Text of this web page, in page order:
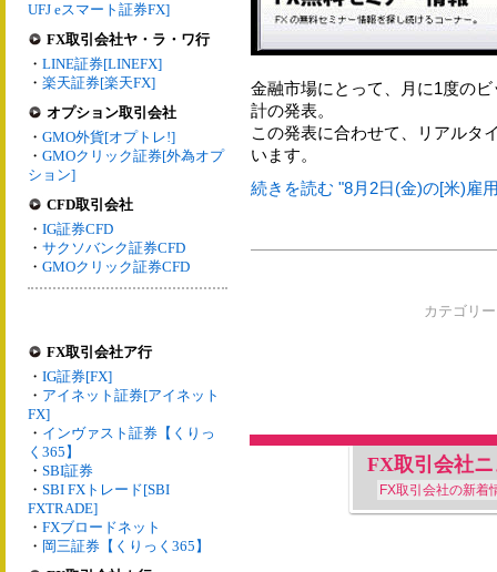
UFJ eスマート証券FX]
FX取引会社ヤ・ラ・ワ行
・ LINE証券[LINEFX]
・ 楽天証券[楽天FX]
オプション取引会社
・ GMO外貨[オプトレ!]
・ GMOクリック証券[外為オプ
ション]
CFD取引会社
・ IG証券CFD
・ サクソバンク証券CFD
・ GMOクリック証券CFD
FX取引会社ア行
・ IG証券[FX]
・ アイネット証券[アイネット
FX]
・ インヴァスト証券【くりっ
く365】
・ SBI証券
・ SBI FXトレード[SBI
FXTRADE]
・ FXブロードネット
・ 岡三証券【くりっく365】
金融市場にとって、月に1度の
計の発表。
この発表に合わせて、リアルタ
います。
続きを読む "8月2日(金)の[米)雇
カテゴリ
FX取引会社
FX取引会社の新着